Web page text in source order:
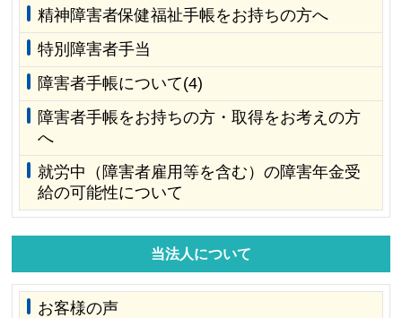
精神障害者保健福祉手帳をお持ちの方へ
特別障害者手当
障害者手帳について(4)
障害者手帳をお持ちの方・取得をお考えの方
へ
就労中（障害者雇用等を含む）の障害年金受
給の可能性について
当法人について
お客様の声